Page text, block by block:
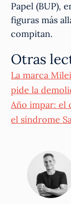
Papel (BUP),
figuras más
compitan.
Otras
La marca
pide la
Año impar: el
el síndrome